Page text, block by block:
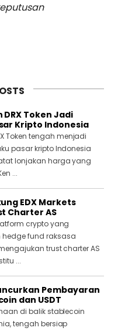
Token Jadi
Kripto Indonesia
Token tengah menjadi
pasar kripto Indonesia
lonjakan harga yang
...
EDX Markets
Charter AS
crypto yang
hedge fund raksasa
trust charter AS
...
Pembayaran
dan USDT
di balik stablecoin
tengah bersiap